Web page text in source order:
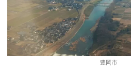
豊岡市